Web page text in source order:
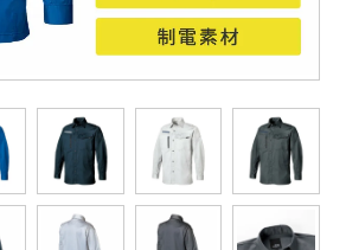
ッパ
アランキング
キング
ボンマックス
CUP
カーシーカシマ
服